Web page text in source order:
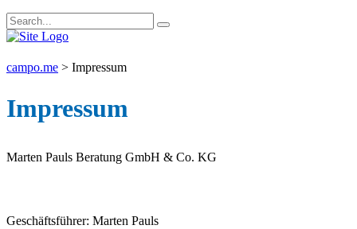
campo.me > Impressum
Impressum
Marten Pauls Beratung GmbH & Co. KG
Geschäftsführer: Marten Pauls